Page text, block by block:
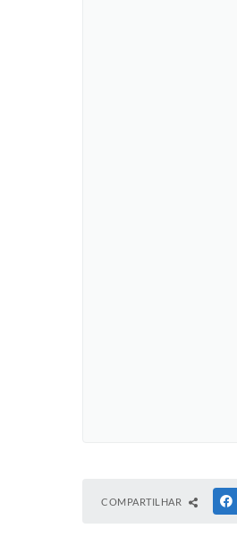
COMPARTILHAR